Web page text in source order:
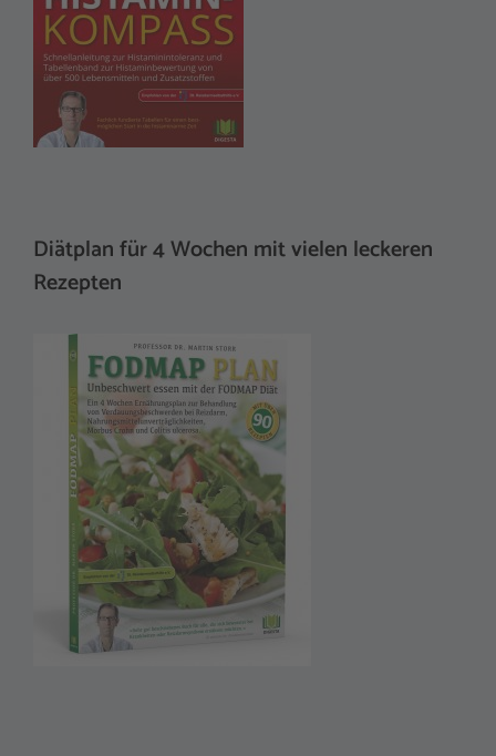
Diätplan für 4 Wochen mit vielen leckeren
Rezepten